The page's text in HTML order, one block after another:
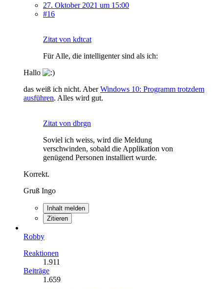
27. Oktober 2021 um 15:00
#16
Zitat von kdtcat
Für Alle, die intelligenter sind als ich:
Hallo
das weiß ich nicht. AberWindows 10: Programm trotzdem
ausführen. Alles wird gut.
Zitat von dbrgn
Soviel ich weiss, wird die Meldung
verschwinden, sobald die Applikation von
genügend Personen installiert wurde.
Korrekt.
Gruß Ingo
Inhalt melden
Zitieren
Robby
Reaktionen
1.911
Beiträge
1.659